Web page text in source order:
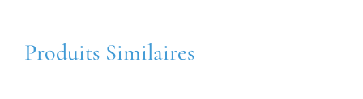
Produits Similaires